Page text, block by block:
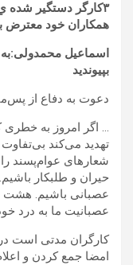
٣كارگر دستگير شده
همكاران خود معترض
اسماعیل محمدولی:به
بپیوندید
دعوت به دفاع از
… اگر امروز به
تهدید می‌کند
شعارهای عوام‌پسند
حیران و طلبکار
عصبانی باشیم. هشت
عصبانیت ما به درد
کارگران مدتی است
امضا جمع کردن و